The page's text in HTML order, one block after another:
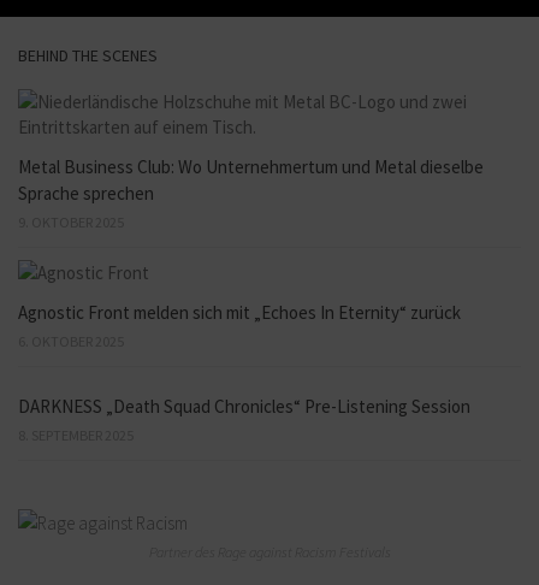
BEHIND THE SCENES
Metal Business Club: Wo Unternehmertum und Metal dieselbe
Sprache sprechen
Agnostic Front melden sich mit „Echoes In Eternity“ zurück
DARKNESS „Death Squad Chronicles“ Pre-Listening Session